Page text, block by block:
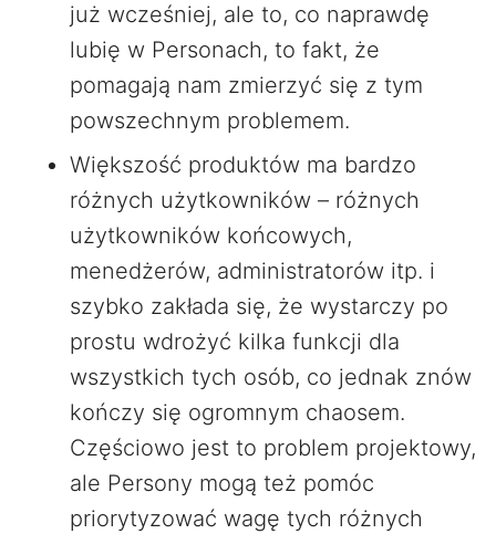
już wcześniej, ale to, co naprawdę
lubię w Personach, to fakt, że
pomagają nam zmierzyć się z tym
powszechnym problemem.
Większość produktów ma bardzo
różnych użytkowników – różnych
użytkowników końcowych,
menedżerów, administratorów itp. i
szybko zakłada się, że wystarczy po
prostu wdrożyć kilka funkcji dla
wszystkich tych osób, co jednak znów
kończy się ogromnym chaosem.
Częściowo jest to problem projektowy,
ale Persony mogą też pomóc
priorytyzować wagę tych różnych